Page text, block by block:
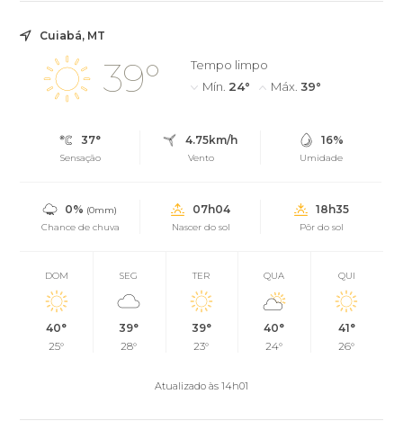
Cuiabá, MT
39°
Tempo limpo
Mín. 24° Máx. 39°
37°
Sensação
4.75km/h
Vento
16%
Umidade
0% (0mm)
Chance de chuva
07h04
Nascer do sol
18h35
Pôr do sol
DOM
40°
25°
SEG
39°
28°
TER
39°
23°
QUA
40°
24°
QUI
41°
26°
Atualizado às 14h01